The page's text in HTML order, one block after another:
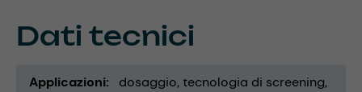
Dati tecnici
Applicazioni dosaggio tecnologia di screening